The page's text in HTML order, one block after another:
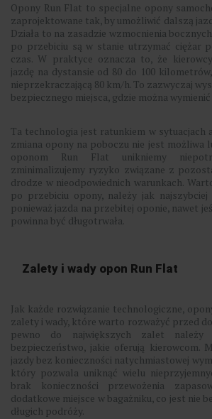
Opony Run Flat to specjalne opony
zaprojektowane tak, by umożliwić dalszą
Działa to na zasadzie wzmocnienia
po przebiciu są w stanie utrzymać ciężar
czas. W praktyce oznacza to, że
jazdę na dystansie od 80 do 100
nieprzekraczającą 80 km/h. To zazwyczaj
bezpiecznego miejsca, gdzie można
Ta technologia jest ratunkiem w sytuacjach
zmiana opony na poboczu nie jest możliwa
oponom Run Flat unikniemy
zminimalizujemy ryzyko związane z
drodze w nieodpowiednich warunkach.
po przebiciu opony, należy jak
ponieważ jazda na przebitej oponie, nawet
powinna być długotrwała.
Zalety i wady opon Run Flat
Jak każde rozwiązanie technologiczne,
zalety i wady, które warto rozważyć przed
pewno do największych zalet
bezpieczeństwo, jakie oferują kierowcom.
jazdy bez konieczności natychmiastowej
który pozwala uniknąć wielu
brak konieczności przewożenia
dodatkowe miejsce w bagażniku, co jest nie
długich podróży.